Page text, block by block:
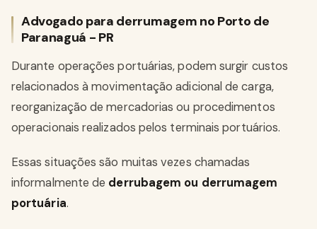
Advogado para derrumagem no Porto de
Paranaguá - PR
Durante operações portuárias, podem surgir custos
relacionados à movimentação adicional de carga,
reorganização de mercadorias ou procedimentos
operacionais realizados pelos terminais portuários.
Essas situações são muitas vezes chamadas
informalmente de derrubagem ou derrumagem
portuária.